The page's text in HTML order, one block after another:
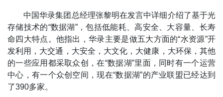
中国华录集团总经理张黎明在发言中详细介绍了基于光
存储技术的“数据湖”，包括低能耗、高安全、大容量、长寿
命四大特点。他指出，华录主要是做五大方面的“水资源”开
发利用，大交通，大安全，大文化，大健康，大环保，其他
的一些应用都采取众创，在“数据湖”里面，同时有一个运营
中心，有一个众创空间，现在“数据湖”的产业联盟已经达到
了390多家。